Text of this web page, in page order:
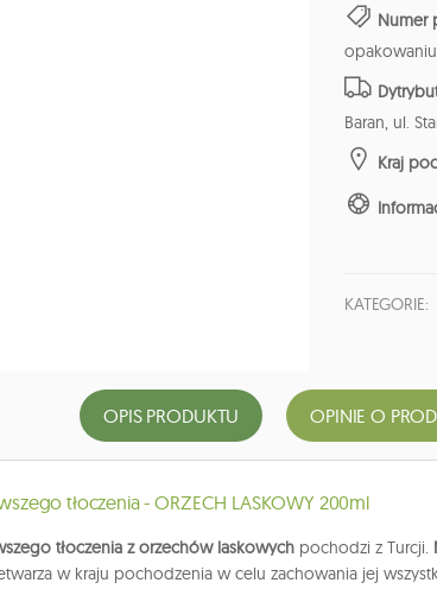
Numer
opakowaniu
Baran, ul.
Kraj
KATEGORIE:
OPIS PRODUKTU OPINIE O
tłoczenia - ORZECH LASKOWY 200ml
tłoczenia z orzechów laskowych pochodzi z Turcji.
w kraju pochodzenia w celu zachowania jej